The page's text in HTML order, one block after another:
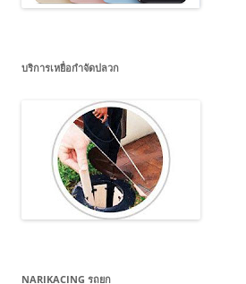
บริการเหยื่อกำจัดปลวก
NARIKACING รถยก